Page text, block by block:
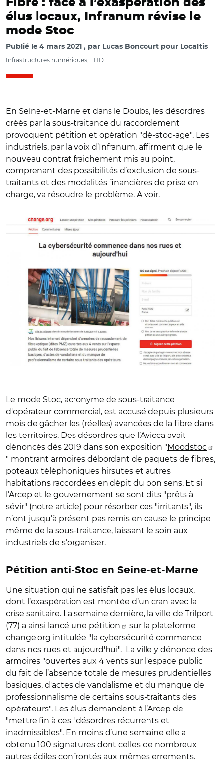
Fibre : face à l’exaspération des
élus locaux, Infranum révise le
mode Stoc
Publié le 4 mars 2021 par Lucas Boncourt pour Localtis
Infrastructures numériques, THD
En Seine-et-Marne et dans le Doubs, les désordres
créés par la sous-traitance du raccordement
provoquent pétition et opération "dé-stoc-age". Les
industriels, par la voix d’Infranum, affirment que le
nouveau contrat fraichement mis au point,
comprenant des possibilités d’exclusion de sous-
traitants et des modalités financières de prise en
charge, va résoudre le problème. A voir.
Le mode Stoc, acronyme de sous-traitance
d'opérateur commercial, est accusé depuis plusieurs
mois de gâcher les (réelles) avancées de la fibre dans
les territoires. Des désordres que l’Avicca avait
dénoncés dès 2019 dans son exposition "Moodstoc
" montrant armoires débordant de paquets de fibres,
poteaux téléphoniques hirsutes et autres
habitations raccordées en dépit du bon sens. Et si
l’Arcep et le gouvernement se sont dits "prêts à
sévir" (notre article) pour résorber ces "irritants", ils
n’ont jusqu’à présent pas remis en cause le principe
même de la sous-traitance, laissant le soin aux
industriels de s’organiser.
Pétition anti-Stoc en Seine-et-Marne
Une situation qui ne satisfait pas les élus locaux,
dont l’exaspération est montée d’un cran avec la
crise sanitaire. La semaine dernière, la ville de Trilport
(77) a ainsi lancé une pétition
sur la plateforme
change.org intitulée "la cybersécurité commence
dans nos rues et aujourd'hui". La ville y dénonce des
armoires "ouvertes aux 4 vents sur l'espace public
du fait de l’absence totale de mesures prudentielles
basiques, d'actes de vandalisme et du manque de
professionnalisme de certains sous-traitants des
opérateurs". Les élus demandent à l’Arcep de
"mettre fin à ces "désordres récurrents et
inadmissibles". En moins d’une semaine elle a
obtenu 100 signatures dont celles de nombreux
autres édiles confrontés aux mêmes errements.